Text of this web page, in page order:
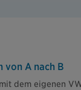
von A nach B
dem eigenen